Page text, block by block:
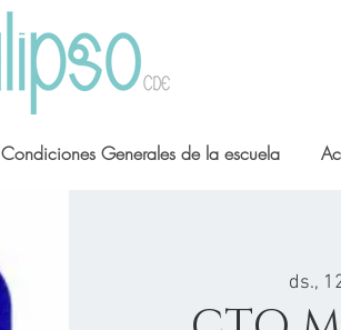
Condiciones Generales de la escuela
ds.,